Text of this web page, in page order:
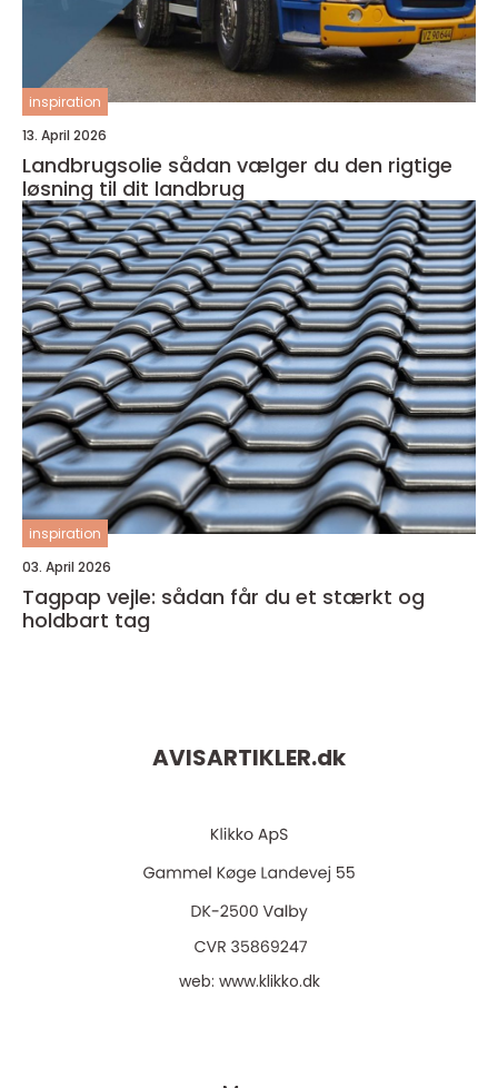
inspiration
13. April 2026
Landbrugsolie sådan vælger du den rigtige
løsning til dit landbrug
inspiration
03. April 2026
Tagpap vejle: sådan får du et stærkt og
holdbart tag
AVISARTIKLER.dk
web: www.klikko.dk